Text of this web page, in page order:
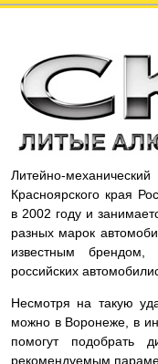
Литейно-
Красноярского края
в 2002 году и
разных марок
известным
российских
Несмотря на такую
можно в Воронеже, в
помогут
рекомендуемым